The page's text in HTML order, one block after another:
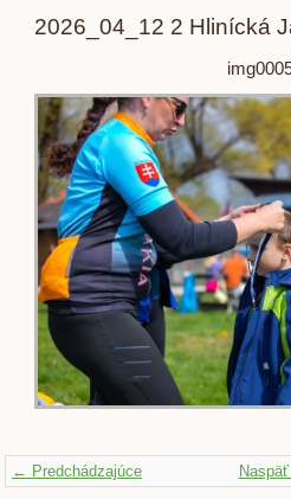
2026_04_12 2 Hlinícká
← Predchádzajúce